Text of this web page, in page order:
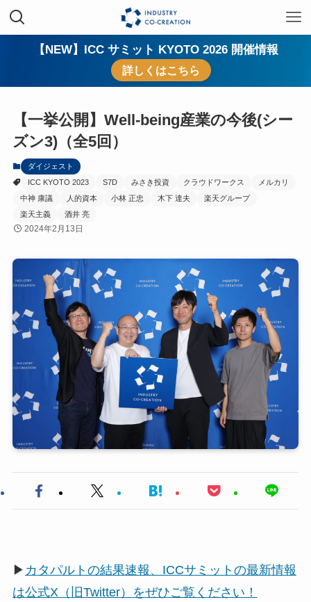
【NEW】ICC サミット KYOTO 2026 開催情報
詳しくはこちら
【一挙公開】Well-being産業の今後(シー
ズン3)（全5回）
ダイジェスト
ICC KYOTO 2023
S7D みさき投資 クラウドワークス
メルカリ
中神 康議
人的資本 小林 正忠 木下 達夫
楽天グループ
楽天主義
酒井 亮
2024年2月13日
▶ カタパルトの結果速報、ICCサミットの最新情報
は公式X（旧Twitter）をぜひご覧ください！